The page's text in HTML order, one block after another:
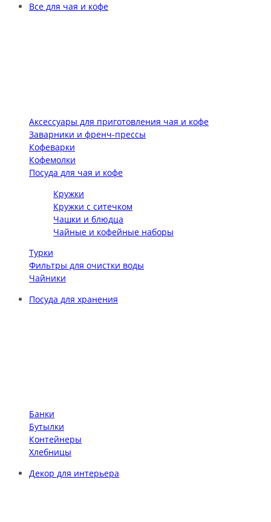
Все для чая и кофе
Аксессуары для приготовления чая и кофе
Заварники и френч-прессы
Кофеварки
Кофемолки
Посуда для чая и кофе
Кружки
Кружки с ситечком
Чашки и блюдца
Чайные и кофейные наборы
Турки
Фильтры для очистки воды
Чайники
Посуда для хранения
Банки
Бутылки
Контейнеры
Хлебницы
Декор для интерьера